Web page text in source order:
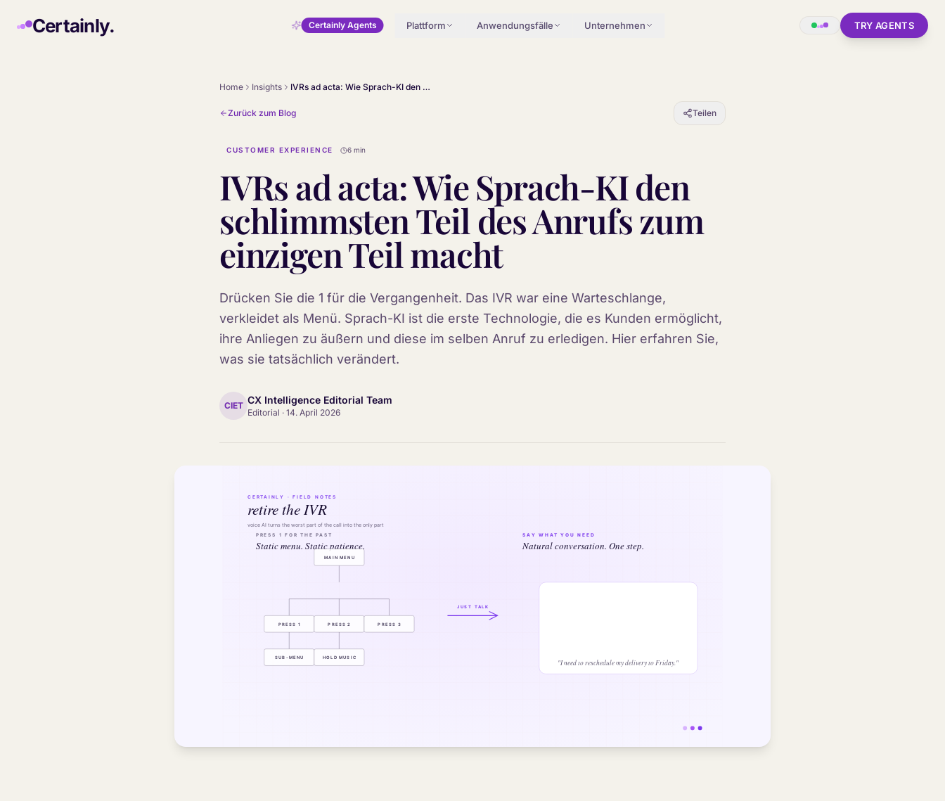
Certainly. Certainly Agents Plattform Anwendungsfälle Unternehmen TRY AGENTS
Home Insights IVRs ad acta: Wie Sprach-KI den schlimmsten Teil des Anrufs zum einzigen Teil macht
Zurück zum Blog Teilen
CUSTOMER EXPERIENCE 6 min
IVRs ad acta: Wie Sprach-KI den
schlimmsten Teil des Anrufs zum
einzigen Teil macht
Drücken Sie die 1 für die Vergangenheit. Das IVR war eine Warteschlange,
verkleidet als Menü. Sprach-KI ist die erste Technologie, die es Kunden ermöglicht,
ihre Anliegen zu äußern und diese im selben Anruf zu erledigen. Hier erfahren Sie,
was sie tatsächlich verändert.
CIET CX Intelligence Editorial Team
Editorial · 14. April 2026